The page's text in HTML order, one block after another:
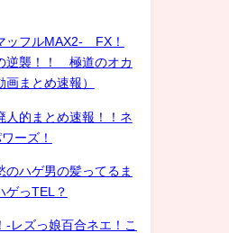
ッフルMAX2- FX！
逆襲！！ 極道のオカ
まとめ速報）
人的まとめ速報！！ネ
ーズ！
のハゲ男の髪ってるま
ゲっTEL？
-レズっ娘百合ネエ！こ